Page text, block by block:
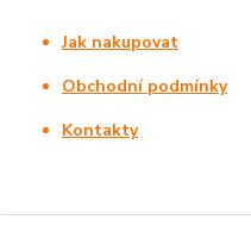
Jak nakupovat
Obchodní podmínky
Kontakty